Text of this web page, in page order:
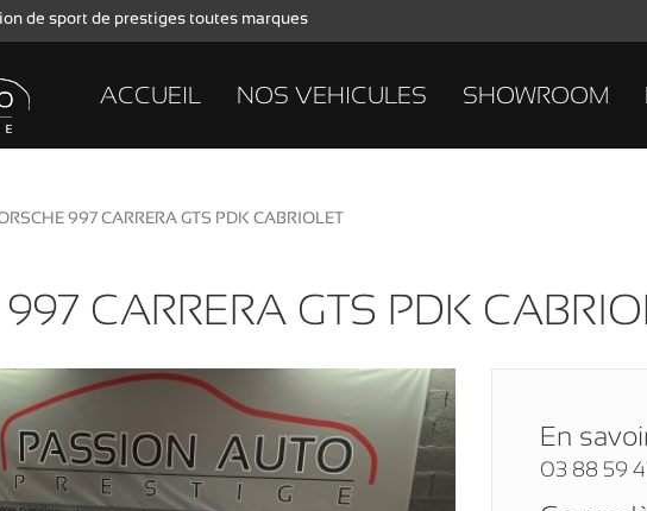
de sport de prestiges toutes marques
ACCUEIL NOS VEHICULES SHOWROOM
997 CARRERA GTS PDK CABRIOLET
CARRERA GTS PDK
En
03 88 59